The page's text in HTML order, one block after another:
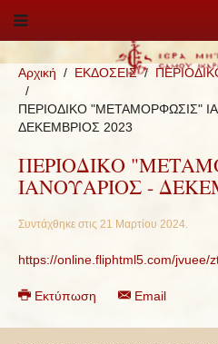
Αρχική ΕΚΔΟΣΕΙΣ
ΠΕΡΙΟΔΙΚΟ "ΜΕΤΑΜΟΡΦΩΣΙΣ"
ΔΕΚΕΜΒΡΙΟΣ 2023
ΠΕΡΙΟΔΙΚΟ
ΙΑΝΟΥΑΡΙΟΣ -
Συντάχθηκε στις 21 Μαρτίου 2024.
https://online.fliphtml5.com/jvuee/
Εκτύπωση Email